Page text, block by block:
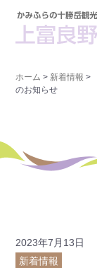
ホーム > 新着情報 >
のお知らせ
2023年7月13日
新着情報